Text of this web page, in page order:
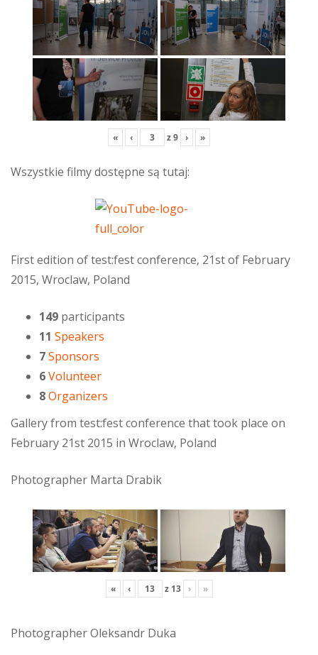
« ‹ z9 › »
Wszystkie filmy dostępne są tutaj:
First edition of test:fest conference, 21st of February
2015, Wroclaw, Poland
149 participants
11 Speakers
7Sponsors
6Volunteer
8Organizers
Gallery from test:fest conference that took place on
February 21st 2015 in Wroclaw, Poland
Photographer Marta Drabik
« ‹ z 13 › »
Photographer Oleksandr Duka